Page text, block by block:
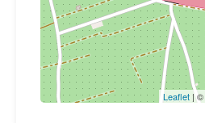
Leaflet | ©